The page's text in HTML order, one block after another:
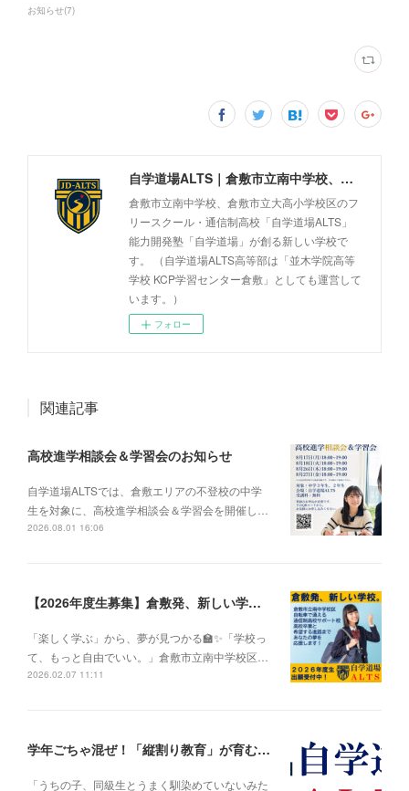
お知らせ(7)
自学道場ALTS｜倉敷市立南中学校、倉敷市立大高小学校区のフリースクール・通信制高校
倉敷市立南中学校、倉敷市立大高小学校区のフ
リースクール・通信制高校「自学道場ALTS」
能力開発塾「自学道場」が創る新しい学校で
す。 （自学道場ALTS高等部は「並木学院高等
学校 KCP学習センター倉敷」としても運営して
います。）
フォロー
関連記事
高校進学相談会＆学習会のお知らせ
自学道場ALTSでは、倉敷エリアの不登校の中学
生を対象に、高校進学相談会＆学習会を開催し…
2026.08.01 16:06
【2026年度生募集】倉敷発、新しい学校。
「楽しく学ぶ」から、夢が見つかる🏫✨「学校っ
て、もっと自由でいい。」倉敷市立南中学校区…
2026.02.07 11:11
学年ごちゃ混ぜ！「縦割り教育」が育む、思いやりと社会性
「うちの子、同級生とうまく馴染めていないみた